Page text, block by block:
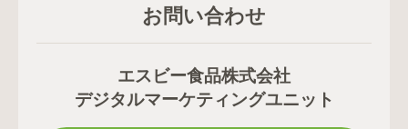
お問い合わせ
エスビー食品株式会社
デジタルマーケティングユニット